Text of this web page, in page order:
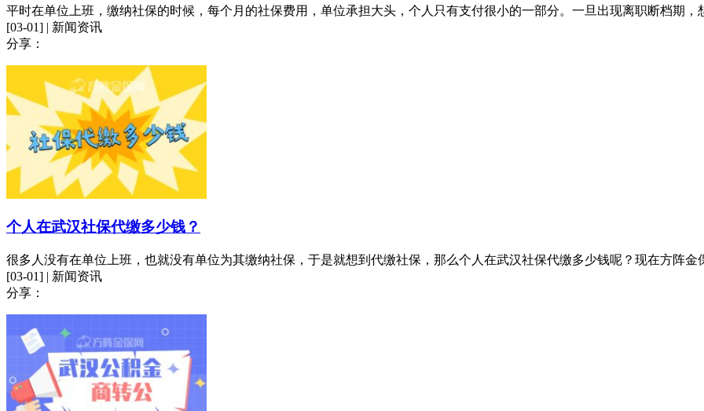
平时在单位上班，缴纳社保的时候，每个月的社保费用，单位承担大头，个人只有支付很小的一部分。一旦出现离职断档期
[03-01] | 新闻资讯
分享：
个人在武汉社保代缴多少钱？
很多人没有在单位上班，也就没有单位为其缴纳社保，于是就想到代缴社保，那么个人在武汉社保代缴多少钱呢？现在方阵金
[03-01] | 新闻资讯
分享：